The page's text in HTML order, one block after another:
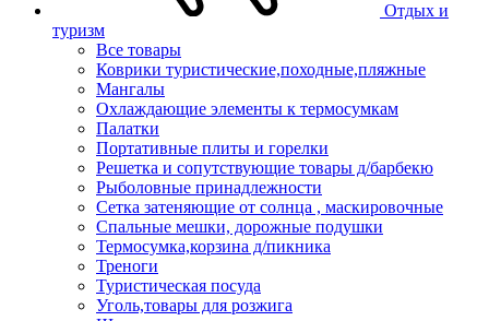
Отдых и
туризм
Все товары
Коврики туристические,походные,пляжные
Мангалы
Охлаждающие элементы к термосумкам
Палатки
Портативные плиты и горелки
Решетка и сопутствующие товары д/барбекю
Рыболовные принадлежности
Сетка затеняющие от солнца , маскировочные
Спальные мешки, дорожные подушки
Термосумка,корзина д/пикника
Треноги
Туристическая посуда
Уголь,товары для розжига